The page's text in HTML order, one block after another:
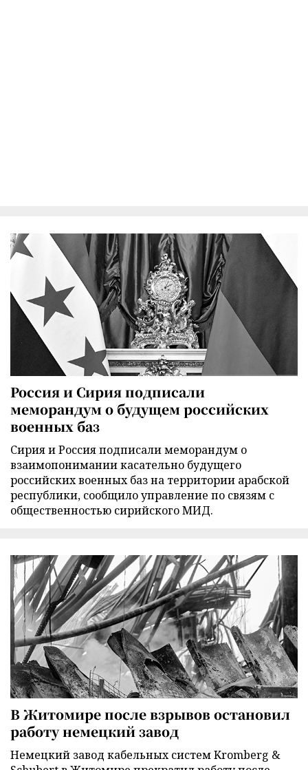
Россия и Сирия подписали
меморандум о будущем российских
военных баз
Сирия и Россия подписали меморандум о
взаимопонимании касательно будущего
российских военных баз на территории арабской
республики, сообщило управление по связям с
общественностью сирийского МИД.
В Житомире после взрывов остановил
работу немецкий завод
Немецкий завод кабельных систем Kromberg &